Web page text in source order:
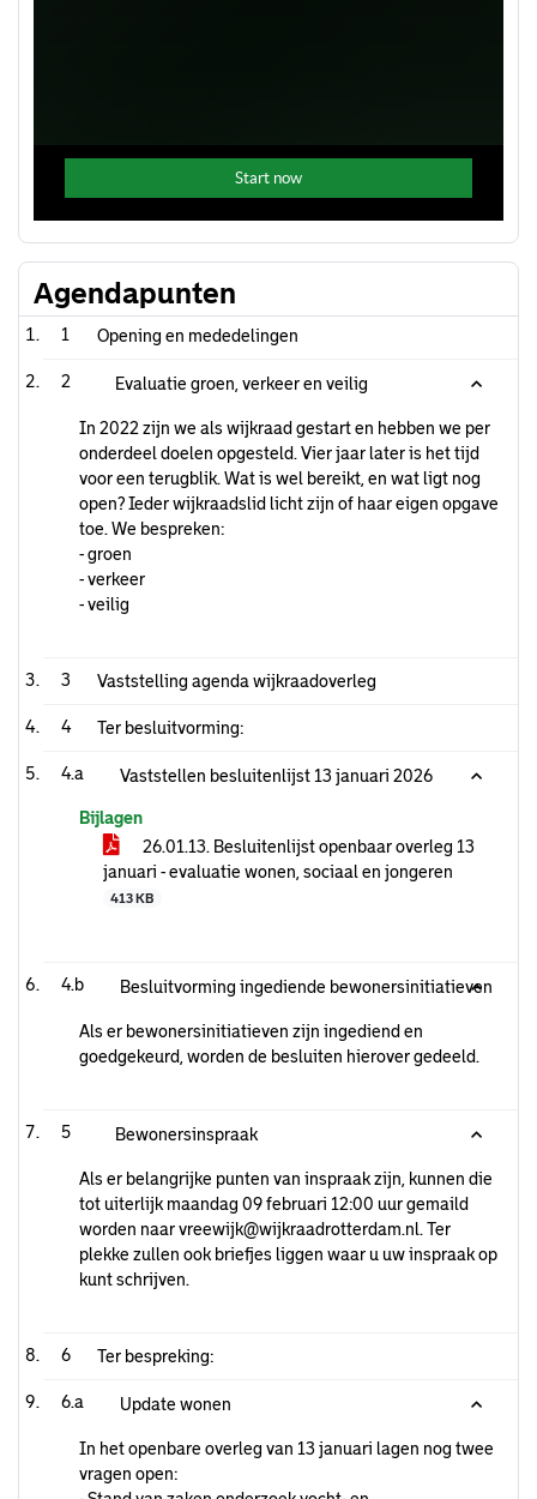
Agendapunten
1 Opening en mededelingen
2 Evaluatie groen, verkeer en veilig
In 2022 zijn we als wijkraad gestart en hebben we per
onderdeel doelen opgesteld. Vier jaar later is het tijd
voor een terugblik. Wat is wel bereikt, en wat ligt nog
open? Ieder wijkraadslid licht zijn of haar eigen opgave
toe. We bespreken:
- groen
- verkeer
- veilig
3 Vaststelling agenda wijkraadoverleg
4 Ter besluitvorming:
4.a Vaststellen besluitenlijst 13 januari 2026
Bijlagen
26.01.13. Besluitenlijst openbaar overleg 13
januari - evaluatie wonen, sociaal en jongeren
413 KB
4.b Besluitvorming ingediende bewonersinitiatieven
Als er bewonersinitiatieven zijn ingediend en
goedgekeurd, worden de besluiten hierover gedeeld.
5 Bewonersinspraak
Als er belangrijke punten van inspraak zijn, kunnen die
tot uiterlijk maandag 09 februari 12:00 uur gemaild
worden naarvreewijk@wijkraadrotterdam.nl. Ter
plekke zullen ook briefjes liggen waar u uw inspraak op
kunt schrijven.
6 Ter bespreking:
6.a Update wonen
In het openbare overleg van 13 januari lagen nog twee
vragen open: